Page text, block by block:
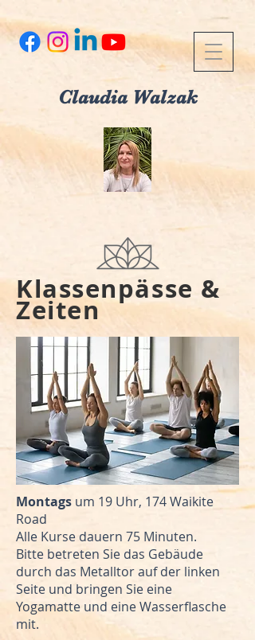
Claudia Walzak
Klassenpässe &
Zeiten
Montags um 19 Uhr, 174 Waikite
Road
Alle Kurse dauern 75 Minuten.
Bitte betreten Sie das Gebäude
durch das Metalltor auf der linken
Seite und bringen Sie eine
Yogamatte und eine Wasserflasche
mit.